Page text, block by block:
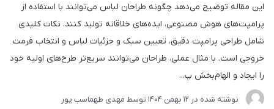
این مقاله توضیح می‌دهد چگونه طراحان لباس می‌توانند با استفاده از
پرامپت‌های هوش مصنوعی، ایده‌های خلاقانه تولید کنند. نکات کلیدی
شامل طراحی پرامپت دقیق، تعیین سبک و جزئیات لباس و انتخاب فرمت
خروجی است. با مثال عملی، طراحان می‌توانند سریع‌تر طرح‌های اولیه خود
را ایجاد و الهام‌بخش پ...
نوشته شده در 12 بهمن 1404 توسط مهدی طهماسب پور